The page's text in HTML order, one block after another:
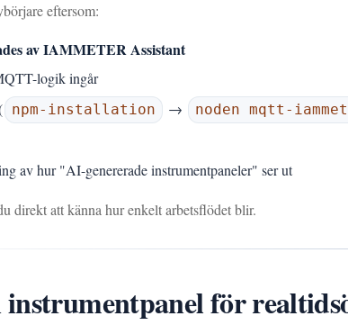
eftersom:
av IAMMETER Assistant
logik ingår
npm-installation → noden mqtt-
av hur "AI-genererade instrumentpaneler" ser ut
direkt att känna hur enkelt arbetsflödet blir.
instrumentpanel för